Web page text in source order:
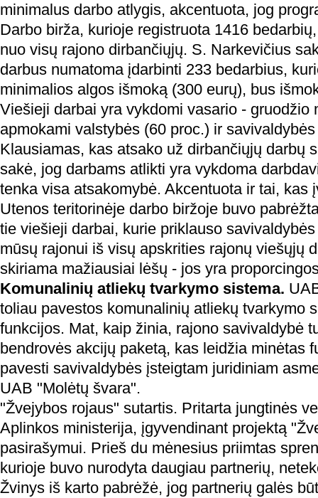
minimalus darbo atlygis, akcentuota, jog
Darbo birža, kurioje registruota 1416
nuo visų rajono dirbančiųjų. S. Narkevičius
darbus numatoma įdarbinti 233 bedarbius,
minimalios algos išmoką (300 eurų), bus
Viešieji darbai yra vykdomi vasario - gruodžio
apmokami valstybės (60 proc.) ir
Klausiamas, kas atsako už dirbančiųjų darbų
sakė, jog darbams atlikti yra vykdoma
tenka visa atsakomybė. Akcentuota ir tai, kas
Utenos teritorinėje darbo biržoje buvo
tie viešieji darbai, kurie priklauso
mūsų rajonui iš visų apskrities rajonų viešųjų
skiriama mažiausiai lėšų - jos yra
Komunalinių atliekų tvarkymo sistema.
toliau pavestos komunalinių atliekų tvarkymo
funkcijos. Mat, kaip žinia, rajono savivaldybė
bendrovės akcijų paketą, kas leidžia minėtas
pavesti savivaldybės įsteigtam juridiniam
UAB "Molėtų švara".
"Žvejybos rojaus" sutartis. Pritarta jungtinės
Aplinkos ministerija, įgyvendinant projektą
pasirašymui. Prieš du mėnesius priimtas
kurioje buvo nurodyta daugiau partnerių,
Žvinys iš karto pabrėžė, jog partnerių galės